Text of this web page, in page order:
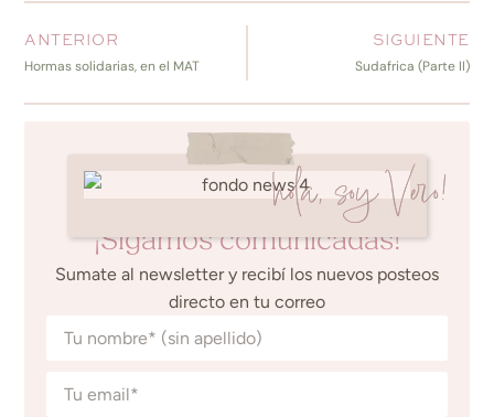
ANTERIOR
Hormas solidarias, en el MAT
SIGUIENTE
Sudafrica (Parte II)
hola, soy Vero!
¡Sigamos comunicadas!
Sumate al newsletter y recibí los nuevos posteos
directo en tu correo